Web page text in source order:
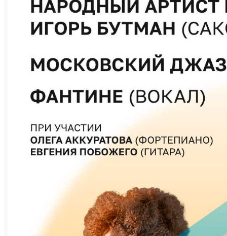
Праздничным воскресным вечером в Сатку
вернётся джаз! Это музыкальное искусство
джаза в России началась около ста лет
назад.
Джазу всегда была свойственна
самореализации. Это удивительное,
всегда яркое и эмоционально заряженное
музыкальное направление постоянно
развивается, приобретая всё новые формы